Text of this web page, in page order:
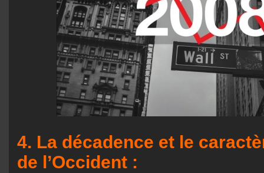
4. La décadence et le
de l’Occident :